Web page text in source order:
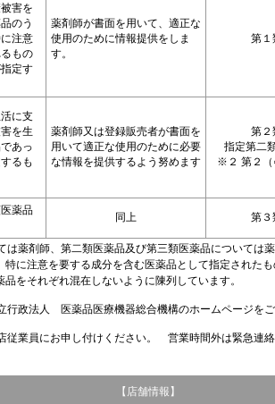
害を
のう
注意
もの
定す
薬剤師が書面を用いて、適正な
使用のために情報提供をしま
す。
第１
に支
を生
あっ
るも
薬剤師又は登録販売者が書面を
用いて適正な使用のために必要
な情報を提供するよう努めます
第２
指定第二
※２ 第２（
薬品
同上 第３
薬剤師、第二類医薬品及び第三類医薬品については
に注意を要する成分を含む医薬品として指定されたも
をそれぞれ混在しないように陳列しています。
人 医薬品医療機器総合機構のホームページをご
にお申し付けください。 営業時間外は緊急連絡
【店舗情報】